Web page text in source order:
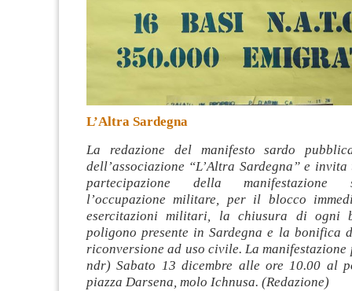
L’Altra Sardegna
La redazione del manifesto sardo
dell’associazione “L’Altra Sardegna” e
partecipazione della manifestazione
l’occupazione militare, per il blocco
esercitazioni militari, la chiusura di ogni
poligono presente in Sardegna e la bonifica
riconversione ad uso civile. La
ndr) Sabato 13 dicembre alle ore 10.00 al
piazza Darsena, molo Ichnusa. (Redazione)